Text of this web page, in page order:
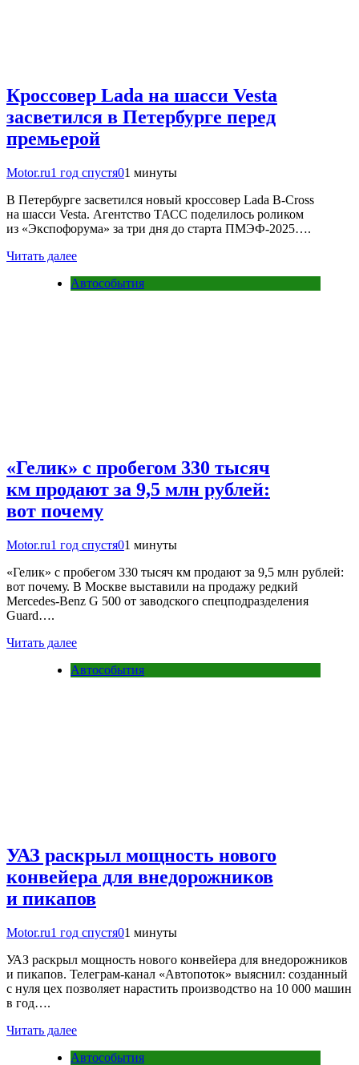
Кроссовер Lada на шасси Vesta
засветился в Петербурге перед
премьерой
Motor.ru1 год спустя01 минуты
В Петербурге засветился новый кроссовер Lada B-Cross
на шасси Vesta. Агентство ТАСС поделилось роликом
из «Экспофорума» за три дня до старта ПМЭФ-2025….
Читать далее
Автособытия
«Гелик» с пробегом 330 тысяч
км продают за 9,5 млн рублей:
вот почему
Motor.ru1 год спустя01 минуты
«Гелик» с пробегом 330 тысяч км продают за 9,5 млн рублей:
вот почему. В Москве выставили на продажу редкий
Mercedes-Benz G 500 от заводского спецподразделения
Guard….
Читать далее
Автособытия
УАЗ раскрыл мощность нового
конвейера для внедорожников
и пикапов
Motor.ru1 год спустя01 минуты
УАЗ раскрыл мощность нового конвейера для внедорожников
и пикапов. Телеграм-канал «Автопоток» выяснил: созданный
с нуля цех позволяет нарастить производство на 10 000 машин
в год….
Читать далее
Автособытия